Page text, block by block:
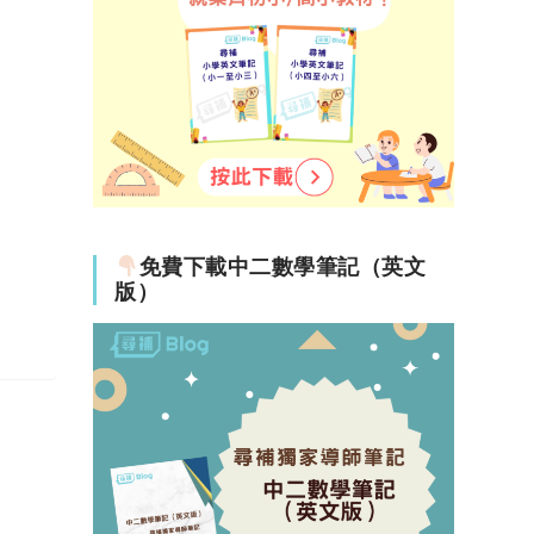
免費下載中二數學筆記（英文
版）